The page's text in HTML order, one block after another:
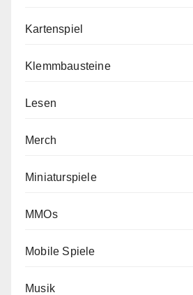
Kartenspiel
Klemmbausteine
Lesen
Merch
Miniaturspiele
MMOs
Mobile Spiele
Musik